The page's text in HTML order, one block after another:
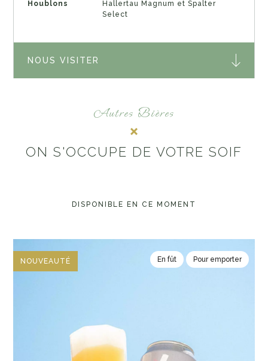
Houblons
Hallertau Magnum et Spalter
Select
NOUS VISITER
Autres Bières
ON S'OCCUPE DE VOTRE SOIF
DISPONIBLE EN CE MOMENT
NOUVEAUTÉ En fût Pour emporter